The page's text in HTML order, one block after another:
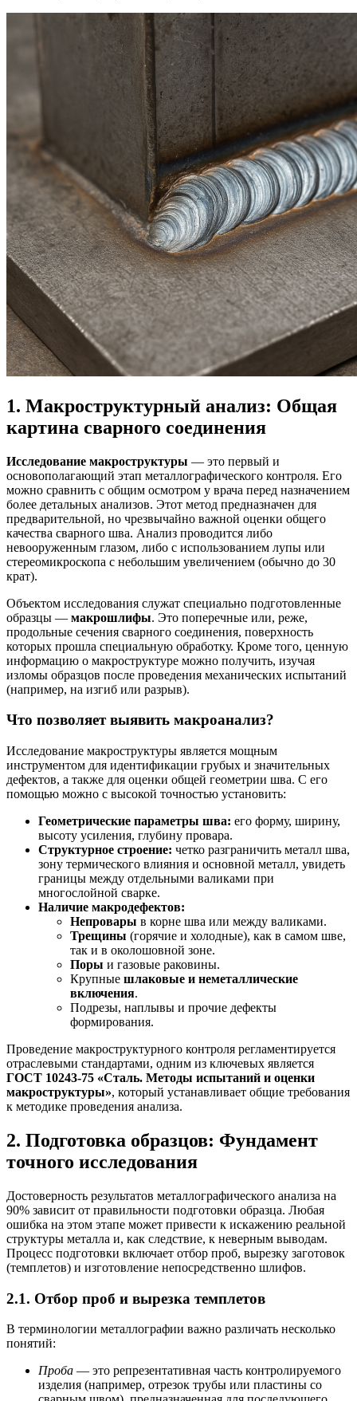
1. Макроструктурный анализ: Общая
картина сварного соединения
Исследование макроструктуры — это первый и
основополагающий этап металлографического контроля. Его
можно сравнить с общим осмотром у врача перед назначением
более детальных анализов. Этот метод предназначен для
предварительной, но чрезвычайно важной оценки общего
качества сварного шва. Анализ проводится либо
невооруженным глазом, либо с использованием лупы или
стереомикроскопа с небольшим увеличением (обычно до 30
крат).
Объектом исследования служат специально подготовленные
образцы — макрошлифы. Это поперечные или, реже,
продольные сечения сварного соединения, поверхность
которых прошла специальную обработку. Кроме того, ценную
информацию о макроструктуре можно получить, изучая
изломы образцов после проведения механических испытаний
(например, на изгиб или разрыв).
Что позволяет выявить макроанализ?
Исследование макроструктуры является мощным
инструментом для идентификации грубых и значительных
дефектов, а также для оценки общей геометрии шва. С его
помощью можно с высокой точностью установить:
Геометрические параметры шва: его форму, ширину,
высоту усиления, глубину провара.
Структурное строение: четко разграничить металл шва,
зону термического влияния и основной металл, увидеть
границы между отдельными валиками при
многослойной сварке.
Наличие макродефектов:
Непровары в корне шва или между валиками.
Трещины (горячие и холодные), как в самом шве,
так и в околошовной зоне.
Поры и газовые раковины.
Крупные шлаковые и неметаллические
включения.
Подрезы, наплывы и прочие дефекты
формирования.
Проведение макроструктурного контроля регламентируется
отраслевыми стандартами, одним из ключевых является
ГОСТ 10243-75 «Сталь. Методы испытаний и оценки
макроструктуры», который устанавливает общие требования
к методике проведения анализа.
2. Подготовка образцов: Фундамент
точного исследования
Достоверность результатов металлографического анализа на
90% зависит от правильности подготовки образца. Любая
ошибка на этом этапе может привести к искажению реальной
структуры металла и, как следствие, к неверным выводам.
Процесс подготовки включает отбор проб, вырезку заготовок
(темплетов) и изготовление непосредственно шлифов.
2.1. Отбор проб и вырезка темплетов
В терминологии металлографии важно различать несколько
понятий:
Проба — это репрезентативная часть контролируемого
изделия (например, отрезок трубы или пластины со